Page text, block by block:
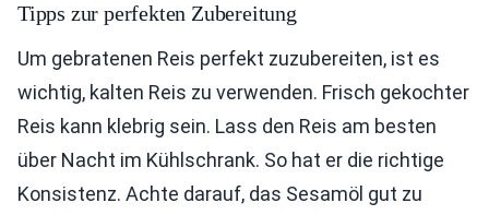
Tipps zur perfekten Zubereitung
Um gebratenen Reis perfekt zuzubereiten, ist es
wichtig, kalten Reis zu verwenden. Frisch gekochter
Reis kann klebrig sein. Lass den Reis am besten
über Nacht im Kühlschrank. So hat er die richtige
Konsistenz. Achte darauf, das Sesamöl gut zu